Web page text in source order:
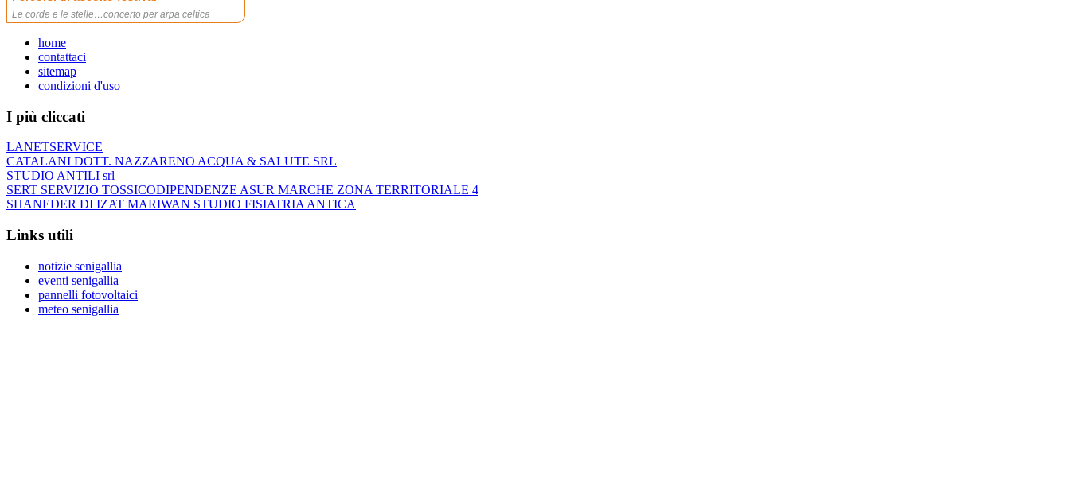
home
contattaci
sitemap
condizioni d'uso
I più cliccati
LANETSERVICE
CATALANI DOTT. NAZZARENO ACQUA & SALUTE SRL
STUDIO ANTILI srl
SERT SERVIZIO TOSSICODIPENDENZE ASUR MARCHE ZONA TERRITORIALE 4
SHANEDER DI IZAT MARIWAN STUDIO FISIATRIA ANTICA
Links utili
notizie senigallia
eventi senigallia
pannelli fotovoltaici
meteo senigallia